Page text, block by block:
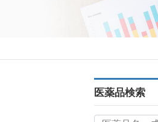
医薬品検索